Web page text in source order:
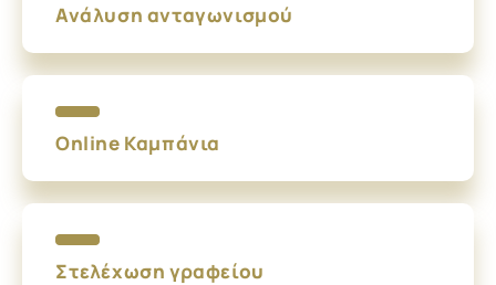
Ανάλυση ανταγωνισμού
Online Καμπάνια
Στελέχωση γραφείου